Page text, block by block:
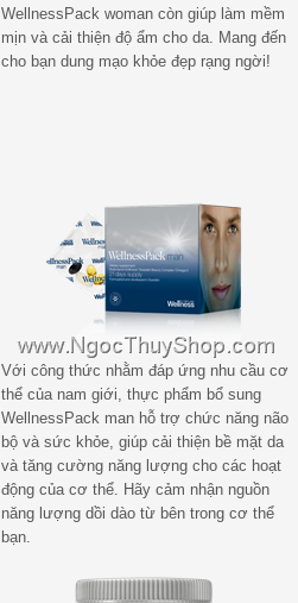
WellnessPack woman còn giúp làm mềm
mịn và cải thiện độ ẩm cho da. Mang đến
cho bạn dung mạo khỏe đẹp rạng ngời!
Với công thức nhằm đáp ứng nhu cầu cơ
thể của nam giới, thực phẩm bổ sung
WellnessPack man hỗ trợ chức năng não
bộ và sức khỏe, giúp cải thiện bề mặt da
và tăng cường năng lượng cho các hoạt
động của cơ thể. Hãy cảm nhận nguồn
năng lượng dồi dào từ bên trong cơ thể
bạn.